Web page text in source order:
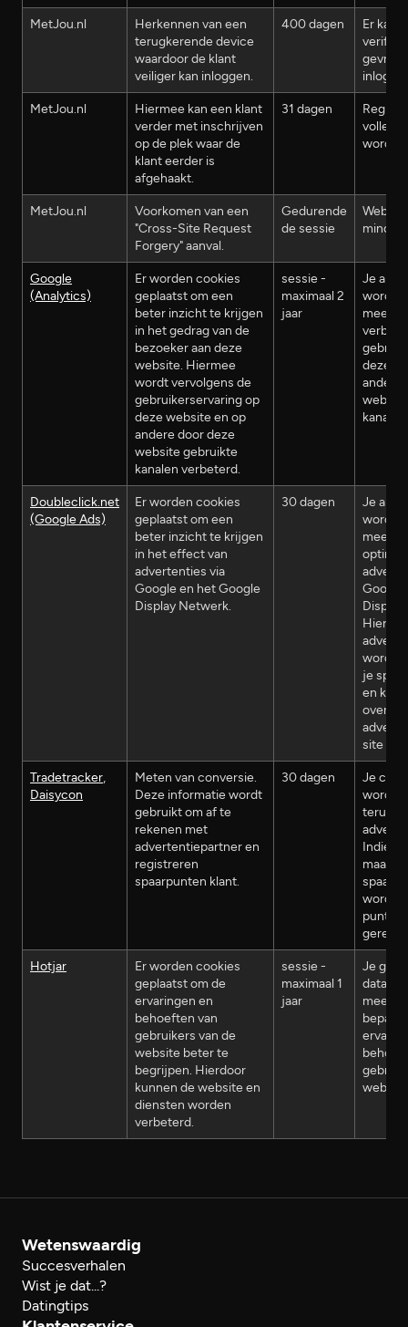
MetJou.nl
Herkennen van een
terugkerende device
waardoor de klant
veiliger kan inloggen.
400 dagen
Er kan
MetJou.nl
Hiermee kan een klant
verder met inschrijven
op de plek waar de
klant eerder is
afgehaakt.
31 dagen
MetJou.nl
Voorkomen van een
"Cross-Site Request
Forgery" aanval.
Gedurende
de sessie
minder
Google
(Analytics)
Er worden cookies
geplaatst om een
beter inzicht te krijgen
in het gedrag van de
bezoeker aan deze
website. Hiermee
wordt vervolgens de
gebruikerservaring op
deze website en op
andere door deze
website gebruikte
kanalen verbeterd.
sessie -
maximaal 2
jaar
Je
wordt
deze
andere
kanalen.
Doubleclick.net
(Google Ads)
Er worden cookies
geplaatst om een
beter inzicht te krijgen
in het effect van
advertenties via
Google en het Google
Display Netwerk.
30 dagen
Je
wordt
Google
worden
je
en
site te
Tradetracker,
Daisycon
Meten van conversie.
Deze informatie wordt
gebruikt om af te
rekenen met
advertentiepartner en
registreren
spaarpunten klant.
30 dagen
Je
Indien
maakt
punten
Hotjar
Er worden cookies
geplaatst om de
ervaringen en
behoeften van
gebruikers van de
website beter te
begrijpen. Hierdoor
kunnen de website en
diensten worden
verbeterd.
sessie -
maximaal 1
jaar
Je
data
Wetenswaardig
Succesverhalen
Wist je dat...?
Datingtips